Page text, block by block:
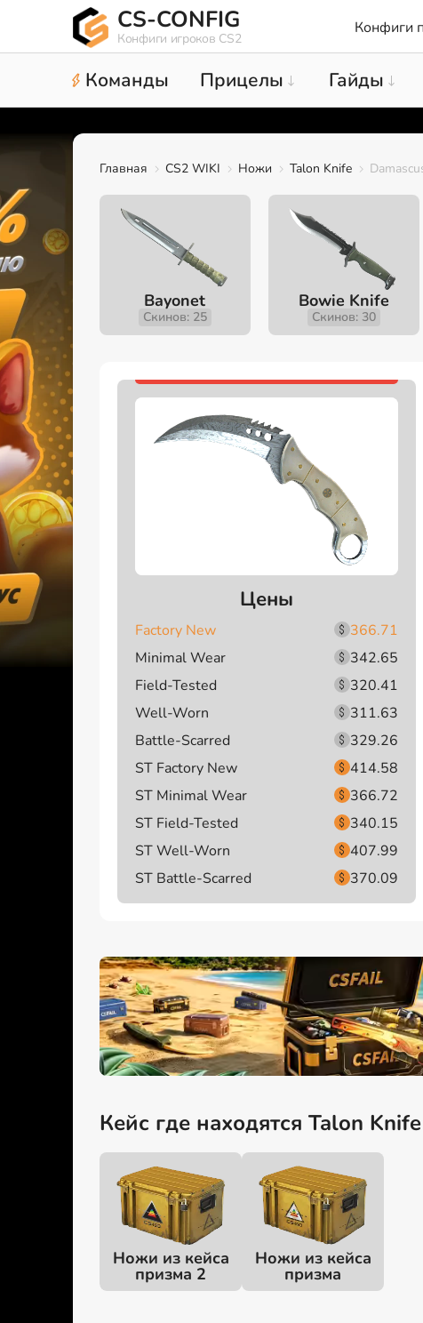
CS-CONFIG
Конфиги игроков CS2
Конфиги
Команды Прицелы Гайды
Главная CS2 WIKI Ножи Talon Knife
Bayonet
Скинов: 25
Bowie Knife
Скинов: 30
Цены
Factory New
366.71
Minimal Wear
342.65
Field-Tested
320.41
Well-Worn
311.63
Battle-Scarred
329.26
ST Factory New
414.58
ST Minimal Wear
366.72
ST Field-Tested
340.15
ST Well-Worn
407.99
ST Battle-Scarred
370.09
Кейс где находятся Talon
Ножи из кейса
призма 2
Ножи из кейса
призма